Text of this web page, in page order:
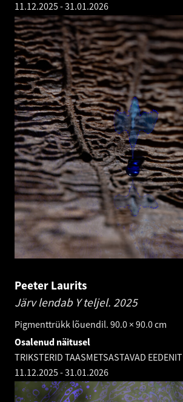
11.12.2025-31.01.2026
Peeter Laurits
Järv lendab Y teljel. 2025
Pigmenttrükk lõuendil. 90.0 × 90.0 cm
Osalenud näitusel
TRIKSTERID TAASMETSASTAVAD EEDENIT
11.12.2025-31.01.2026